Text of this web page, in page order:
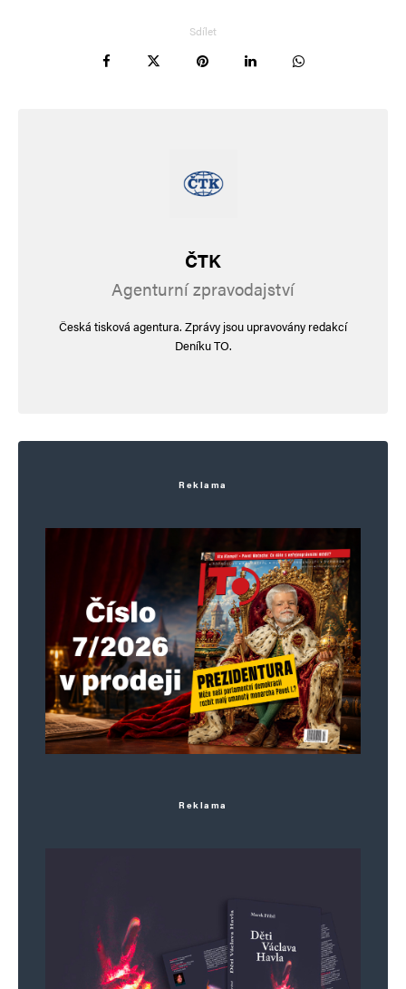
Uložit do prohlížeče jméno, e-mail a webovou stránku pro budoucí
Informujte mě o nových příspěvcích e-mailem.
Sdílet
ČTK
Agenturní zpravodajství
Česká tisková agentura. Zprávy jsou upravovány redakcí
Deníku TO.
Reklama
Reklama